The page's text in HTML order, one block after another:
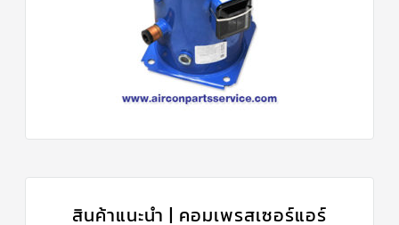
สินค้าแนะนำ | คอมเพรสเซอร์แอร์